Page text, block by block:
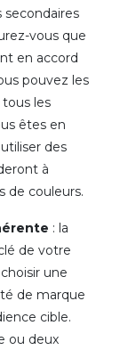
secondaires
vous que
en accord
pouvez les
les
êtes en
des
à
de couleurs.
: la
de votre
une
de marque
cible.
ou deux